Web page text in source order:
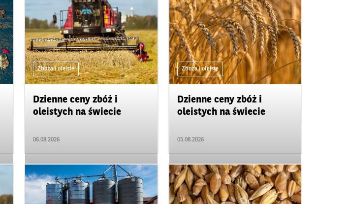
Zboża i oleiste
Dzienne ceny zbóż i
oleistych na świecie
06.08.2026
Zboża i oleiste
Dzienne ceny zbóż i
oleistych na świecie
05.08.2026